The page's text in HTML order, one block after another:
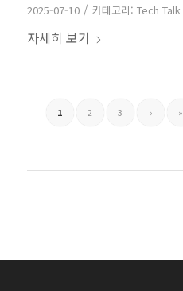
2025-07-10 / 카테고리: Tech Talk
자세히 보기
1 2 3 › »